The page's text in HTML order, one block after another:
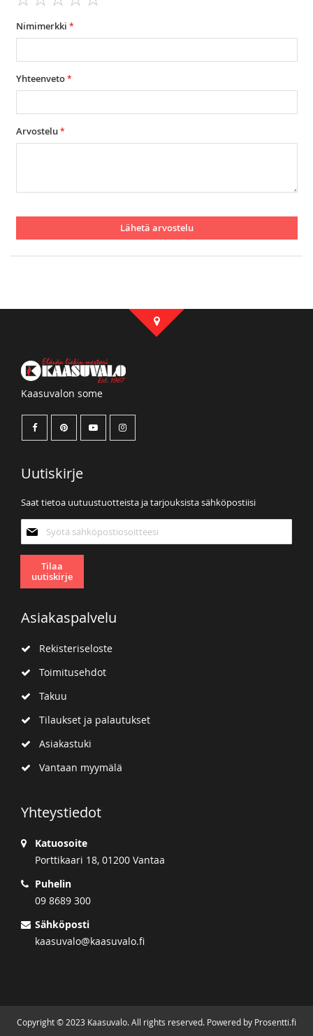
star
stars
stars
stars
stars
Nimimerkki
Yhteenveto
Arvostelu
Lähetä arvostelu
Kaasuvalon some
Uutiskirje
Saat tietoa uutuustuotteista ja tarjouksista sähköpostiisi
uutiskirjeemme:
Tilaa
uutiskirje
Asiakaspalvelu
Rekisteriseloste
Toimitusehdot
Takuu
Tilaukset ja palautukset
Asiakastuki
Vantaan myymälä
Yhteystiedot
Katuosoite
Porttikaari 18, 01200 Vantaa
Puhelin
09 8689 300
Sähköposti
kaasuvalo@kaasuvalo.fi
Copyright © 2023 Kaasuvalo. All rights reserved. Powered by Prosentti.fi